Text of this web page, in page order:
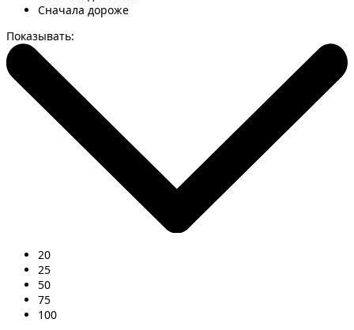
Сначала дороже
Показывать:
20
25
50
75
100